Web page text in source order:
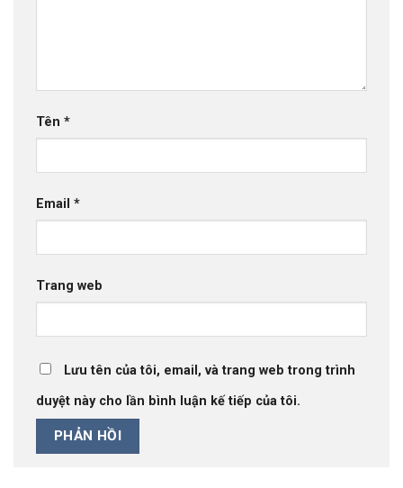
Tên *
Email *
Trang web
Lưu tên của tôi, email, và trang web trong trình
duyệt này cho lần bình luận kế tiếp của tôi.